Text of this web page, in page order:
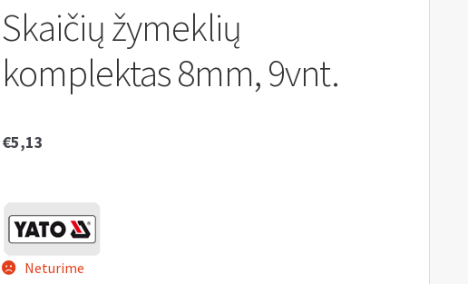
Skaičių žymeklių
komplektas 8mm, 9vnt.
€5,13
Neturime